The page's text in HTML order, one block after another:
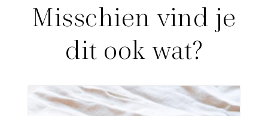
Misschien vind je
dit ook wat?